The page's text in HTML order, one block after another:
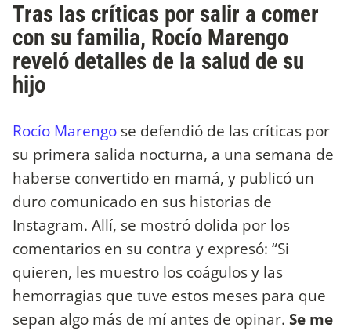
Tras las críticas por salir a comer
con su familia, Rocío Marengo
reveló detalles de la salud de su
hijo
Rocío Marengo se defendió de las críticas por
su primera salida nocturna, a una semana de
haberse convertido en mamá, y publicó un
duro comunicado en sus historias de
Instagram. Allí, se mostró dolida por los
comentarios en su contra y expresó: “Si
quieren, les muestro los coágulos y las
hemorragias que tuve estos meses para que
sepan algo más de mí antes de opinar. Se me